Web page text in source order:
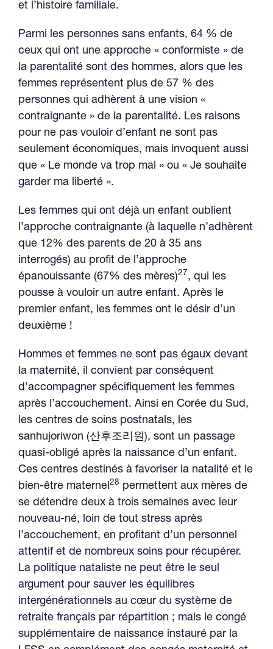
et l’histoire familiale.
Parmi les personnes sans enfants, 64 % de
ceux qui ont une approche « conformiste » de
la parentalité sont des hommes, alors que les
femmes représentent plus de 57 % des
personnes qui adhèrent à une vision «
contraignante » de la parentalité. Les raisons
pour ne pas vouloir d’enfant ne sont pas
seulement économiques, mais invoquent aussi
que « Le monde va trop mal » ou « Je souhaite
garder ma liberté ».
Les femmes qui ont déjà un enfant oublient
l’approche contraignante (à laquelle n’adhèrent
que 12% des parents de 20 à 35 ans
interrogés) au profit de l’approche
épanouissante (67% des mères)27 , qui les
pousse à vouloir un autre enfant. Après le
premier enfant, les femmes ont le désir d’un
deuxième !
Hommes et femmes ne sont pas égaux devant
la maternité, il convient par conséquent
d’accompagner spécifiquement les femmes
après l’accouchement. Ainsi en Corée du Sud,
les centres de soins postnatals, les
sanhujoriwon (산후조리원), sont un passage
quasi-obligé après la naissance d’un enfant.
Ces centres destinés à favoriser la natalité et le
bien-être maternel28 permettent aux mères de
se détendre deux à trois semaines avec leur
nouveau-né, loin de tout stress après
l’accouchement, en profitant d’un personnel
attentif et de nombreux soins pour récupérer.
La politique nataliste ne peut être le seul
argument pour sauver les équilibres
intergénérationnels au cœur du système de
retraite français par répartition ; mais le congé
supplémentaire de naissance instauré par la